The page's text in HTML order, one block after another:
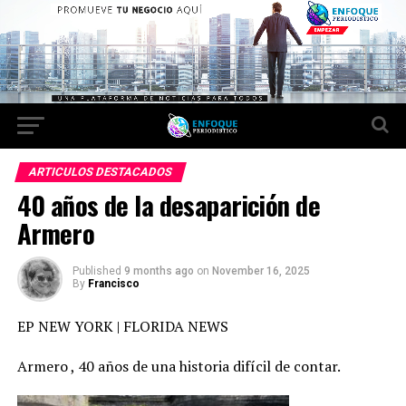
ARTICULOS DESTACADOS
40 años de la desaparición de
Armero
Published 9 months ago on November 16, 2025
By Francisco
EP NEW YORK | FLORIDA NEWS
Armero , 40 años de una historia difícil de contar.